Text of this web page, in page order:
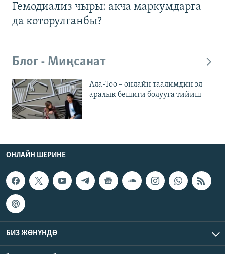
Гемодиализ чыры: акча маркумдарга
да которулганбы?
Блог - Миңсанат
Ала-Тоо – онлайн таалимдин эл
аралык бешиги болууга тийиш
ОНЛАЙН ШЕРИНЕ
БИЗ ЖӨНҮНДӨ